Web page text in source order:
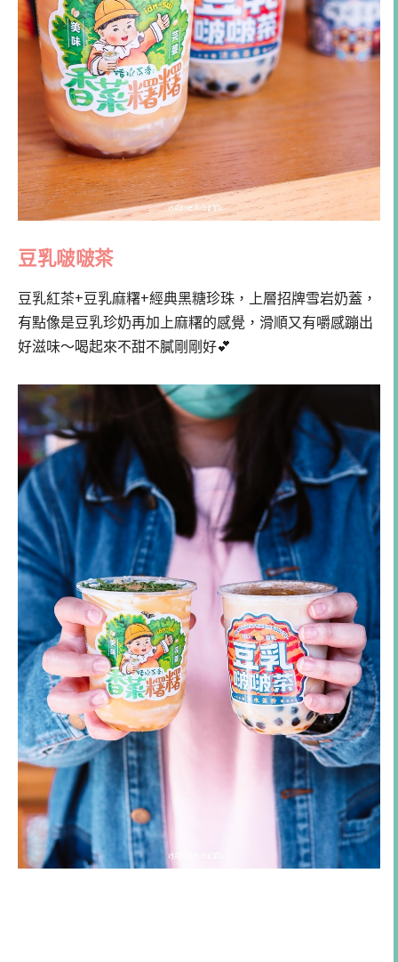
豆乳啵啵茶
豆乳紅茶+豆乳麻糬+經典黑糖珍珠，上層招牌雪岩奶蓋，
有點像是豆乳珍奶再加上麻糬的感覺，滑順又有嚼感蹦出
好滋味～喝起來不甜不膩剛剛好💕